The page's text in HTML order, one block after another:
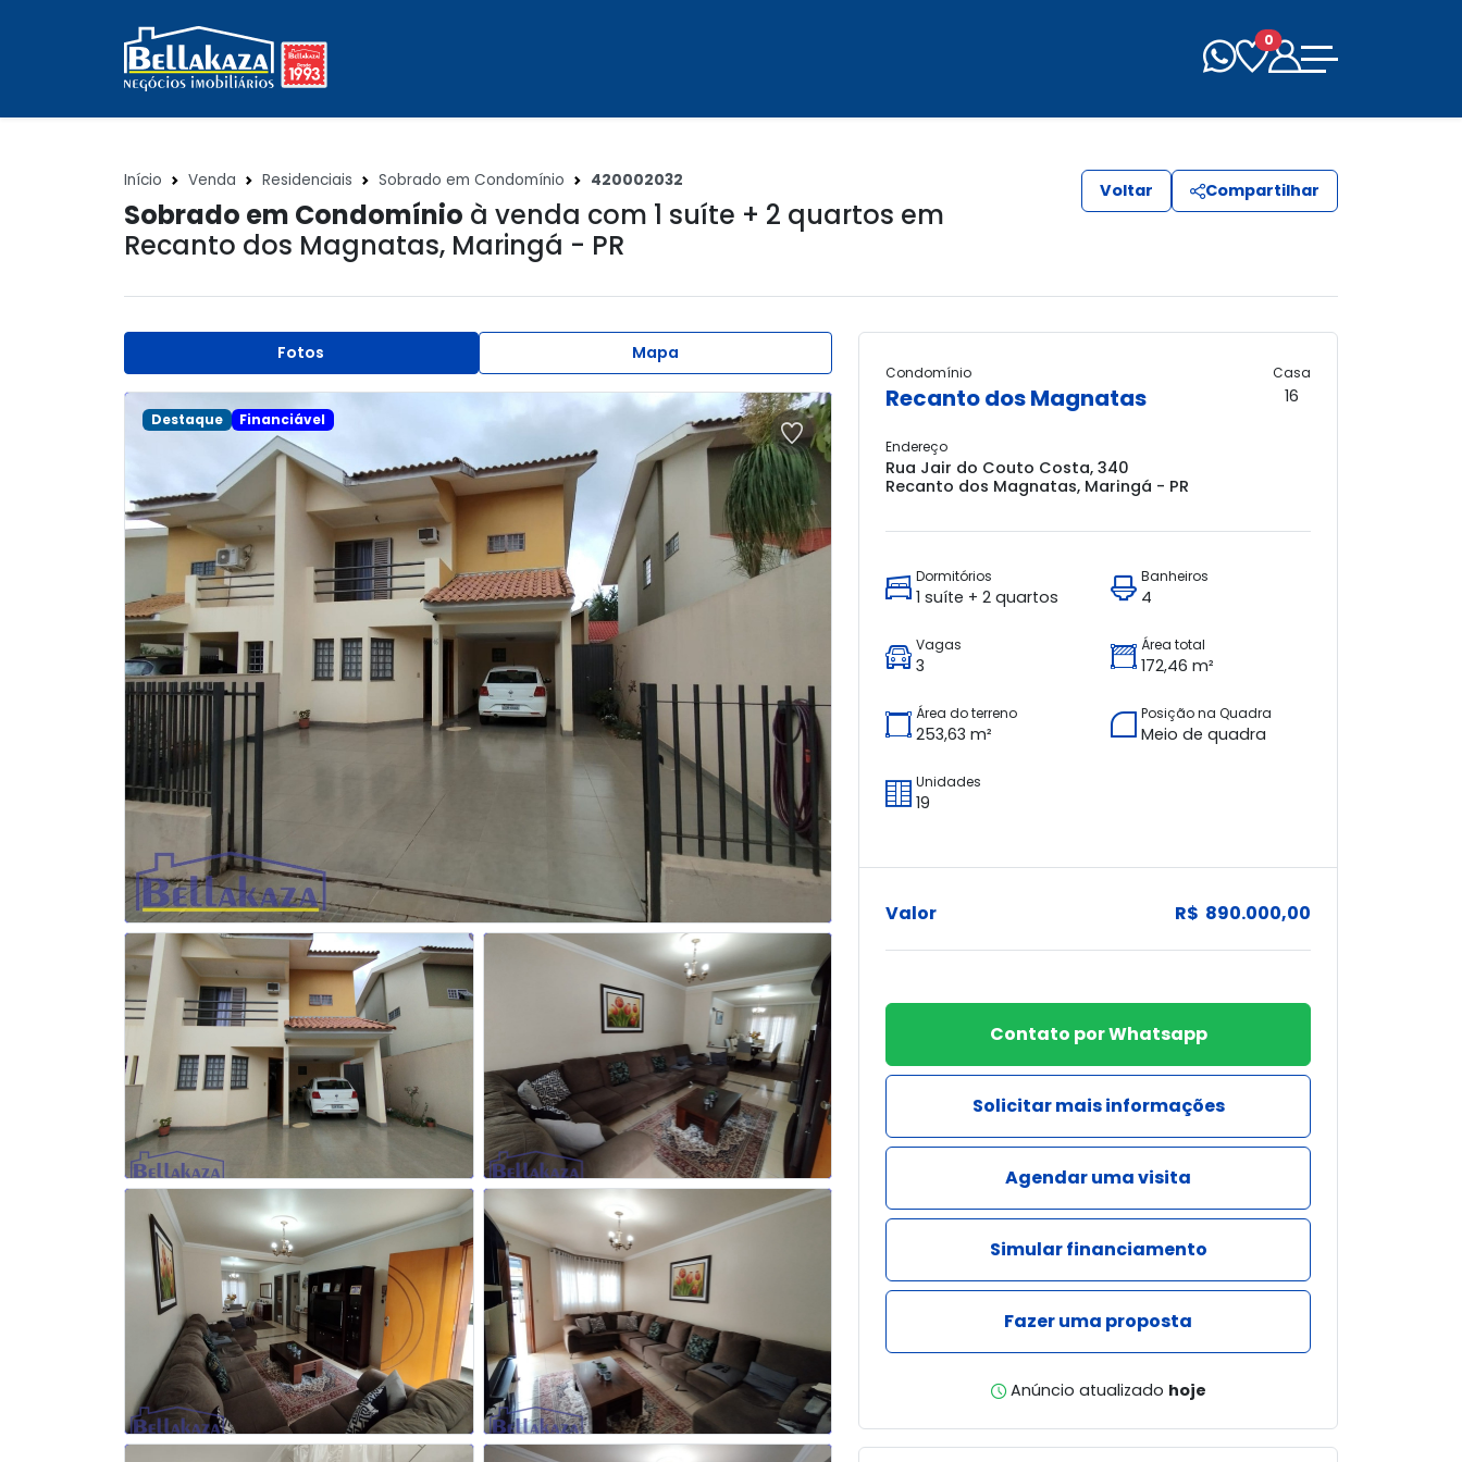
0
Início Venda Residenciais Sobrado em Condomínio 420002032
Sobrado em Condomínio à venda com 1 suíte + 2 quartos em
Recanto dos Magnatas, Maringá - PR
Voltar Compartilhar
Fotos Mapa
Destaque Financiável
Condomínio
Recanto dos Magnatas
Casa
16
Endereço
Rua Jair do Couto Costa, 340
Recanto dos Magnatas, Maringá - PR
Dormitórios
1 suíte + 2 quartos
Banheiros
4
Vagas
3
Área total
172,46 m²
Área do terreno
253,63 m²
Posição na Quadra
Meio de quadra
Unidades
19
Valor R$ 890.000,00
Contato por Whatsapp
Solicitar mais informações
Agendar uma visita
Simular financiamento
Fazer uma proposta
Anúncio atualizado hoje